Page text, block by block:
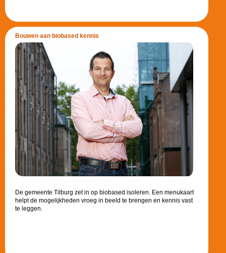
Bouwen aan biobased kennis
De gemeente Tilburg zet in op biobased isoleren. Een menukaart
helpt de mogelijkheden vroeg in beeld te brengen en kennis vast
te leggen.